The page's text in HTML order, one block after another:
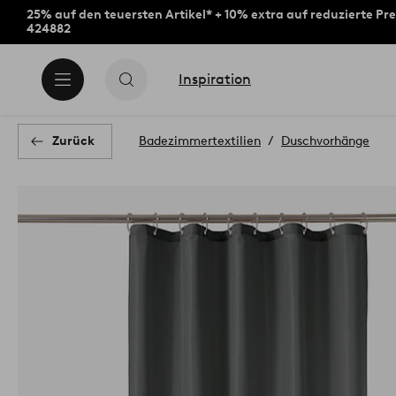
25% auf den teuersten Artikel* + 10% extra auf reduzierte
424882
Inspiration
Zurück Badezimmertextilien Duschvorhänge